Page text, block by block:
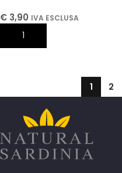
€ 3,90 IVA ESCLUSA
AGGIUNGI AL CARRELLO
1 2